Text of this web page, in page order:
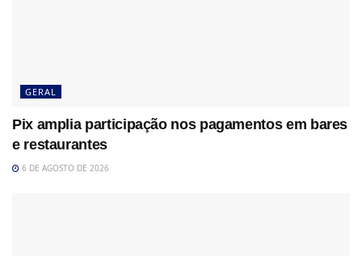
GERAL
Pix amplia participação nos pagamentos em bares
e restaurantes
6 DE AGOSTO DE 2026